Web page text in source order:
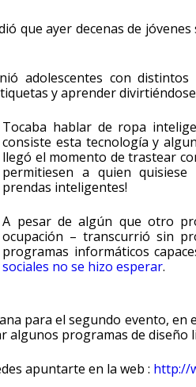
que ayer decenas de
adolescentes con
y aprender
Tocaba hablar de ropa
consiste esta tecnología y
llegó el momento de trastear
permitiesen a quien
prendas inteligentes!
A pesar de algún que otro
ocupación – transcurrió sin
programas informáticos
sociales no se hizo esperar.
para el segundo evento, en
algunos programas de diseño
apuntarte en la web : http://